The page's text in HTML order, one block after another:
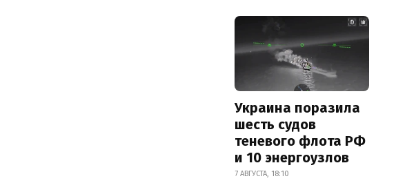
Украина поразила
шесть судов
теневого флота РФ
и 10 энергоузлов
7 АВГУСТА, 18:10